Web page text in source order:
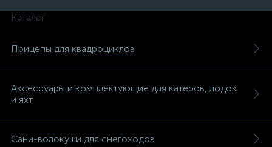
Каталог
Прицепы для квадроциклов
Аксессуары и комплектующие для катеров, лодок
и яхт
Сани-волокуши для снегоходов